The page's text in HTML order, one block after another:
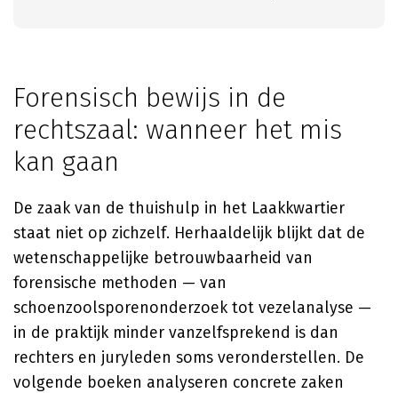
Forensisch bewijs in de
rechtszaal: wanneer het mis
kan gaan
De zaak van de thuishulp in het Laakkwartier
staat niet op zichzelf. Herhaaldelijk blijkt dat de
wetenschappelijke betrouwbaarheid van
forensische methoden — van
schoenzoolsporenonderzoek tot vezelanalyse —
in de praktijk minder vanzelfsprekend is dan
rechters en juryleden soms veronderstellen. De
volgende boeken analyseren concrete zaken